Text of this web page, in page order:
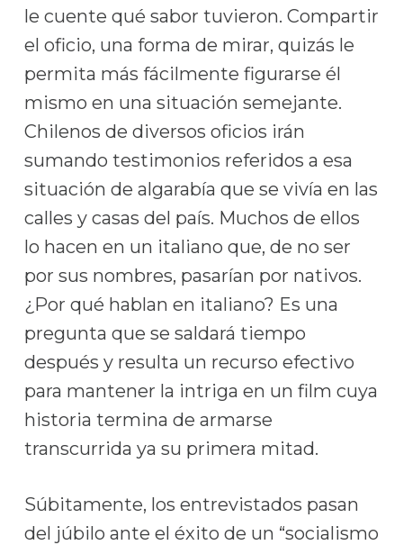
le cuente qué sabor tuvieron. Compartir
el oficio, una forma de mirar, quizás le
permita más fácilmente figurarse él
mismo en una situación semejante.
Chilenos de diversos oficios irán
sumando testimonios referidos a esa
situación de algarabía que se vivía en las
calles y casas del país. Muchos de ellos
lo hacen en un italiano que, de no ser
por sus nombres, pasarían por nativos.
¿Por qué hablan en italiano? Es una
pregunta que se saldará tiempo
después y resulta un recurso efectivo
para mantener la intriga en un film cuya
historia termina de armarse
transcurrida ya su primera mitad.
Súbitamente, los entrevistados pasan
del júbilo ante el éxito de un “socialismo